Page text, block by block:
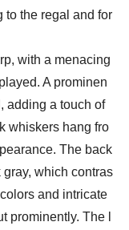
to the regal and for
with a menacing
A prominen
adding a touch of
whiskers hang fro
The back
which contras
and intricate
prominently. The l